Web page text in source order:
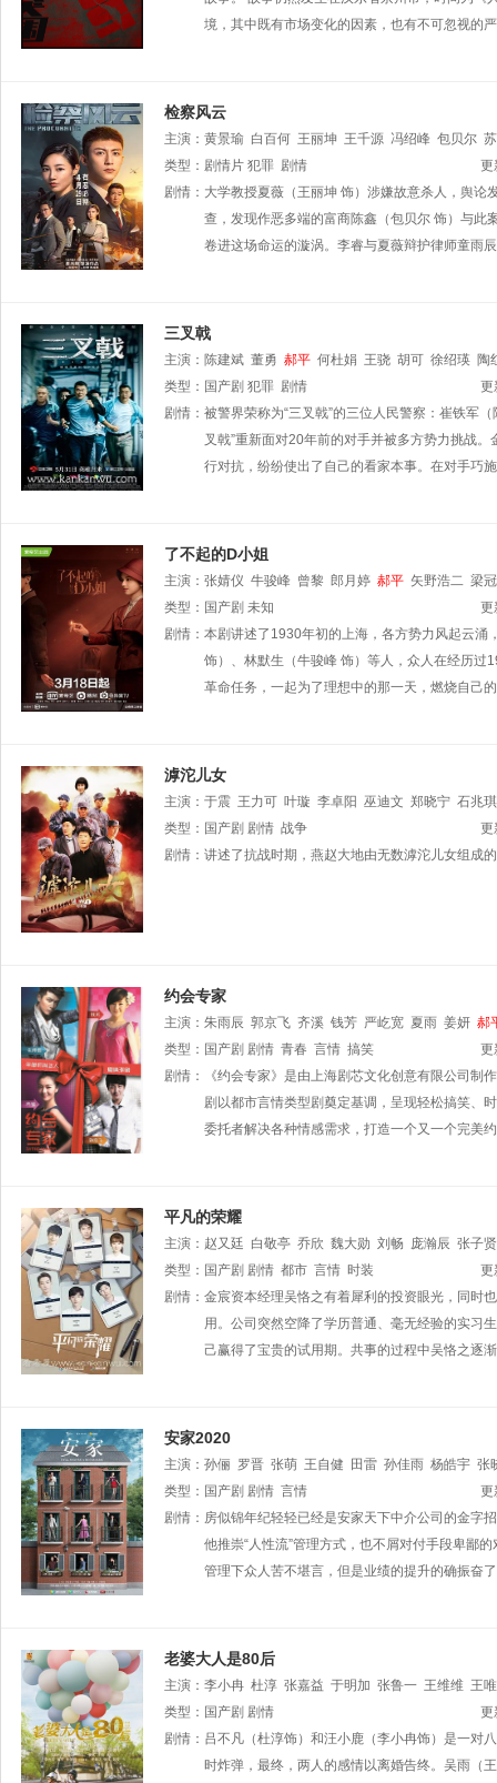
境，其中既有市场变化的因素，也有不可忽视的
检察风云
主演： 黄景瑜 白百何 王丽坤 王千源 冯绍峰 包贝尔
张亚齐
王维申 金博 李羽桐
类型： 剧情片 犯罪 剧情
更
剧情： 大学教授夏薇（王丽坤 饰）涉嫌故意杀人，舆论
查，发现作恶多端的富商陈鑫（包贝尔 饰）与
卷进这场命运的漩涡。李睿与夏薇辩护律师童雨
三叉戟
主演： 陈建斌 董勇 郝平 何杜娟 王骁 胡可 徐绍瑛 陶
类型： 国产剧 犯罪 剧情
更
剧情： 被警界荣称为“三叉戟”的三位人民警察：崔铁军
叉戟”重新面对20年前的对手并被多方势力挑战
行对抗，纷纷使出了自己的看家本事。在对手巧
了不起的D小姐
主演： 张婧仪 牛骏峰 曾黎 郎月婷 郝平 矢野浩二 梁
类型： 国产剧 未知
更
剧情： 本剧讲述了1930年初的上海，各方势力风起云涌
饰）、林默生（牛骏峰 饰）等人，众人在经历
革命任务，一起为了理想中的那一天，燃烧自己
滹沱儿女
主演： 于震 王力可 叶璇 李卓阳 巫迪文 郑晓宁 石兆琪
类型： 国产剧 剧情 战争
更
剧情： 讲述了抗战时期，燕赵大地由无数滹沱儿女组成
约会专家
主演： 朱雨辰 郭京飞 齐溪 钱芳 严屹宽 夏雨 姜妍 郝
类型： 国产剧 剧情 青春 言情 搞笑
更
剧情：
《约会专家》是由上海剧芯文化创意有限公司
剧以都市言情类型剧奠定基调，呈现轻松搞笑、
委托者解决各种情感需求，打造一个又一个完美
平凡的荣耀
主演： 赵又廷 白敬亭 乔欣 魏大勋 刘畅 庞瀚辰 张子贤
类型： 国产剧 剧情 都市 言情 时装
更
剧情： 金宸资本经理吴恪之有着犀利的投资眼光，同时
用。公司突然空降了学历普通、毫无经验的实习
己赢得了宝贵的试用期。共事的过程中吴恪之逐
安家2020
主演： 孙俪 罗晋 张萌 王自健 田雷 孙佳雨 杨皓宇 张
丁勇岱
董可飞 王志强 康群智
吴
囡楠 郑瑾瑜 夏德俊 朱泳腾 苇青 郭家铭 马亮
张开泰
陈颢文 宋宁 高一清 是安 周野芒
类型： 国产剧 剧情 言情
更
剧情： 房似锦年纪轻轻已经是安家天下中介公司的金字
他推崇“人性流”管理方式，也不屑对付手段卑鄙
管理下众人苦不堪言，但是业绩的提升的确振奋
老婆大人是80后
主演： 李小冉 杜淳 张嘉益 于明加 张鲁一 王维维 王
类型： 国产剧 剧情
更
剧情： 吕不凡（杜淳饰）和汪小鹿（李小冉饰）是一对
时炸弹，最终，两人的感情以离婚告终。吴雨（